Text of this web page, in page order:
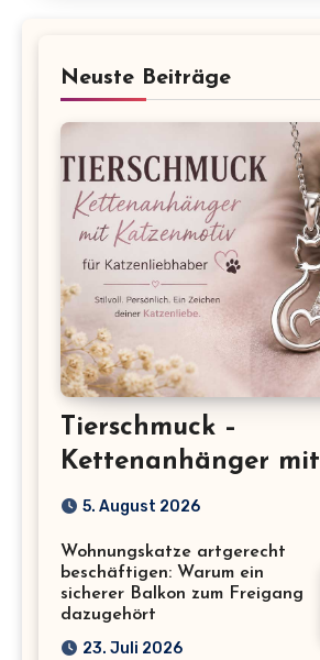
Neuste Beiträge
Tierschmuck –
Kettenanhänger mit
Katzenmotiv für
5. August 2026
Wohnungskatze artgerecht
beschäftigen: Warum ein
sicherer Balkon zum Freigang
dazugehört
23. Juli 2026